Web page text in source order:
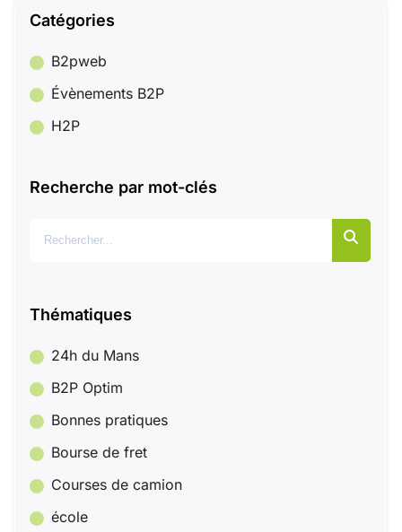
Catégories
B2pweb
Évènements B2P
H2P
Recherche par mot-clés
Thématiques
24h du Mans
B2P Optim
Bonnes pratiques
Bourse de fret
Courses de camion
école